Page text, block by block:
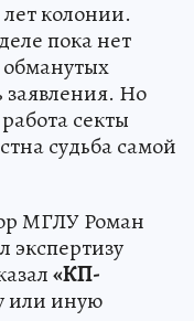
колонии.
пока нет
заявления. Но
секты
судьба самой
МГЛУ Роман
экспертизу
«КП-
или иную